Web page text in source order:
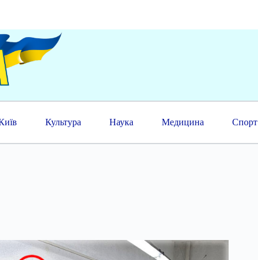
Культура Наука Медицина Спорт